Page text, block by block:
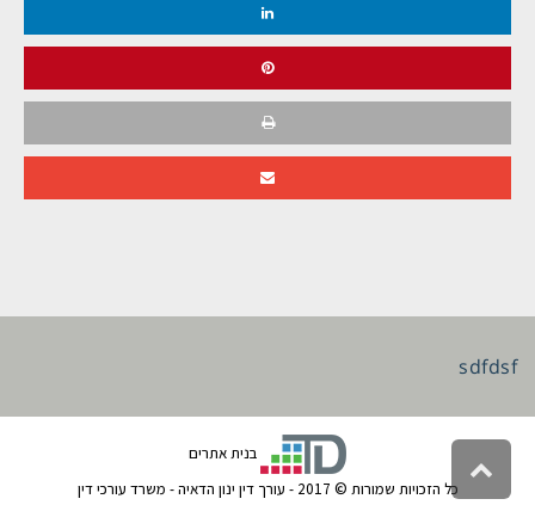
sdfdsf
בנית אתרים
כל הזכויות שמורות © 2017 - עורך דין ינון הדאיה - משרד עורכי דין
גלילה
לראש